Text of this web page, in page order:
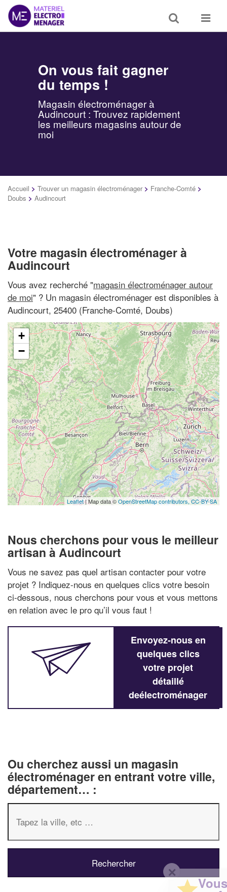
Toggle
search
Toggle
On vous fait gagner
du temps !
Magasin électroménager à
Audincourt : Trouvez rapidement
les meilleurs magasins autour de
moi
Accueil > Trouver un magasin électroménager > Franche-Comté >
Doubs > Audincourt
Votre magasin électroménager à
Audincourt
Vous avez recherché "magasin électroménager autour
de moi" ? Un magasin électroménager est disponibles à
Audincourt, 25400 (Franche-Comté, Doubs)
+
−
Leaflet| Map data ©OpenStreetMap contributors, CC-BY-SA
Nous cherchons pour vous le meilleur
artisan à Audincourt
Vous ne savez pas quel artisan contacter pour votre
projet ? Indiquez-nous en quelques clics votre besoin
ci-dessous, nous cherchons pour vous et vous mettons
en relation avec le pro qu’il vous faut !
Envoyez-nous en
quelques clics
votre projet
détaillé
deélectroménager
Ou cherchez aussi un magasin
électroménager en entrant votre ville,
département… :
Vous êtes un